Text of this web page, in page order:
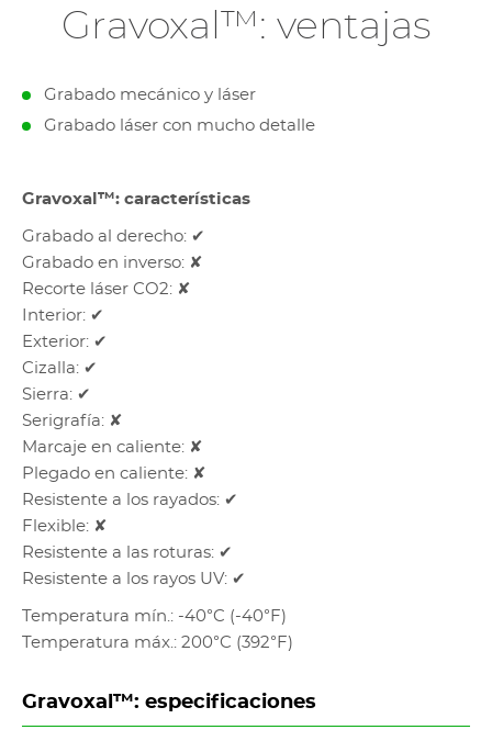
Gravoxal™: ventajas
Grabado mecánico y láser
Grabado láser con mucho detalle
Gravoxal™: características
Grabado al derecho: ✔
Grabado en inverso: ✘
Recorte láser CO2: ✘
Interior: ✔
Exterior: ✔
Cizalla: ✔
Sierra: ✔
Serigrafía: ✘
Marcaje en caliente: ✘
Plegado en caliente: ✘
Resistente a los rayados: ✔
Flexible: ✘
Resistente a las roturas: ✔
Resistente a los rayos UV: ✔
Temperatura mín.: -40°C (-40°F)
Temperatura máx.: 200°C (392°F)
Gravoxal™: especificaciones